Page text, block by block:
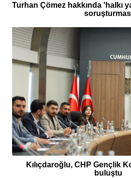
Turhan Çömez hakkında 'halkı
Kılıçdaroğlu, CHP Gençlik
buluştu